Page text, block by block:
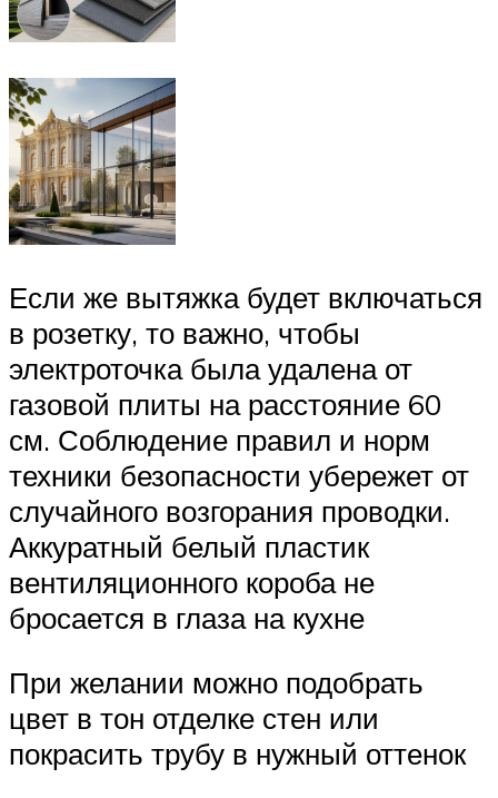
Если же вытяжка будет включаться
в розетку, то важно, чтобы
электроточка была удалена от
газовой плиты на расстояние 60
см. Соблюдение правил и норм
техники безопасности убережет от
случайного возгорания проводки.
Аккуратный белый пластик
вентиляционного короба не
бросается в глаза на кухне
При желании можно подобрать
цвет в тон отделке стен или
покрасить трубу в нужный оттенок